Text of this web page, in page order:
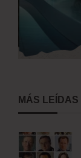
MÁS LEÍDAS